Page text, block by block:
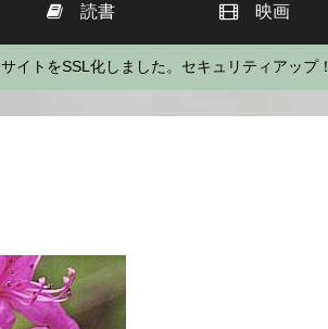
読書 映画
サイトをSSL化しました。セキュリティアップ！